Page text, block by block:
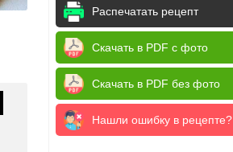
Распечатать рецепт
Скачать в PDF с фото
Скачать в PDF без фото
Нашли ошибку в рецепте?